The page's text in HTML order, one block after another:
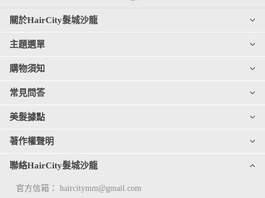
關於HairCity髮城沙龍
主題選單
購物須知
常見問答
美髮據點
著作權聲明
聯絡HairCity髮城沙龍
官方信箱： haircitymm@gmail.com